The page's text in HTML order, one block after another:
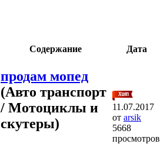
Содержание
Дата
продам мопед
(Авто транспорт
/ Мотоциклы и
скутеры)
11.07.2017
от arsik
5668
просмотров